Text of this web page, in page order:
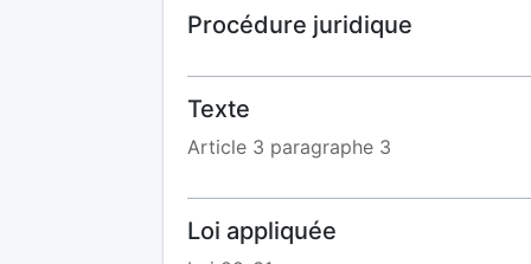
Procédure juridique
Texte
Article 3 paragraphe 3
Loi appliquée